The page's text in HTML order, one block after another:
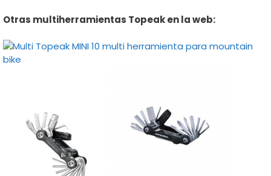
Otras multiherramientas Topeak en la web: